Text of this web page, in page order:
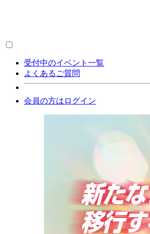
受付中のイベント一覧
よくあるご質問
会員の方はログイン